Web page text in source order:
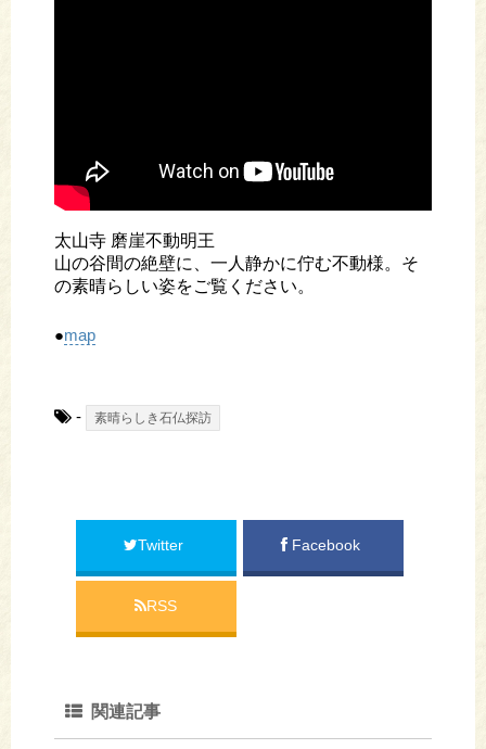
太山寺 磨崖不動明王
山の谷間の絶壁に、一人静かに佇む不動様。そ
の素晴らしい姿をご覧ください。
●map
- 素晴らしき石仏探訪
Twitter Facebook
RSS
関連記事